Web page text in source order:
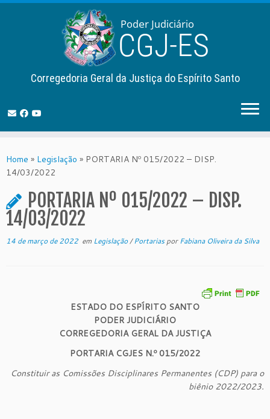
to
content
Corregedoria Geral da Justiça do Espírito Santo
Home » Legislação » PORTARIA Nº 015/2022 – DISP.
14/03/2022
PORTARIA Nº 015/2022 – DISP.
14/03/2022
14 de março de 2022 em Legislação/PortariasporFabiana Oliveira da Silva
ESTADO DO ESPÍRITO SANTO
PODER JUDICIÁRIO
CORREGEDORIA GERAL DA JUSTIÇA
PORTARIA CGJES N.º 015/2022
Constituir as Comissões Disciplinares Permanentes (CDP) para o
biênio 2022/2023.